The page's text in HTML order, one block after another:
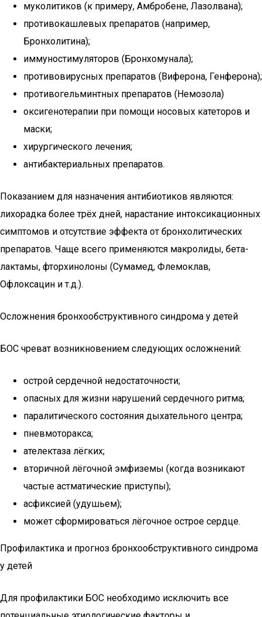
муколитиков (к примеру, Амбробене, Лазолвана);
противокашлевых препаратов (например,
Бронхолитина);
иммуностимуляторов (Бронхомунала);
противовирусных препаратов (Виферона, Генферона);
противогельминтных препаратов (Немозола)
оксигенотерапии при помощи носовых катеторов и
маски;
хирургического лечения;
антибактериальных препаратов.
Показанием для назначения антибиотиков являются:
лихорадка более трёх дней, нарастание интоксикационных
симптомов и отсутствие эффекта от бронхолитических
препаратов. Чаще всего применяются макролиды, бета-
лактамы, фторхинолоны (Сумамед, Флемоклав,
Офлоксацин и т.д.).
Осложнения бронхообструктивного синдрома у детей
БОС чреват возникновением следующих осложнений:
острой сердечной недостаточности;
опасных для жизни нарушений сердечного ритма;
паралитического состояния дыхательного центра;
пневмоторакса;
ателектаза лёгких;
вторичной лёгочной эмфиземы (когда возникают
частые астматические приступы);
асфиксией (удушьем);
может сформироваться лёгочное острое сердце.
Профилактика и прогноз бронхообструктивного синдрома
у детей
Для профилактики БОС необходимо исключить все